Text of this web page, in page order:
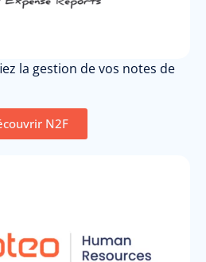
la gestion de vos notes de
N2F